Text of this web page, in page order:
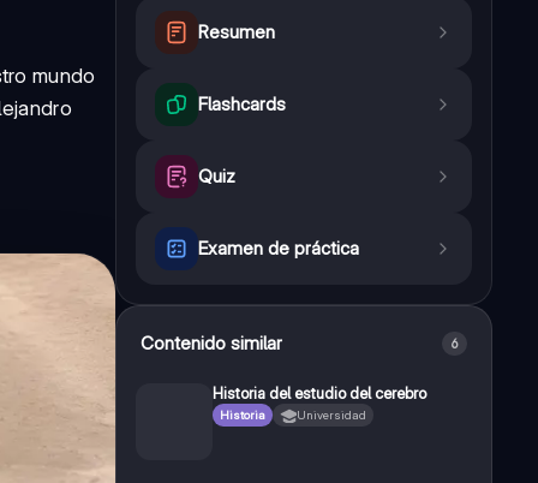
mundo
Resumen
Flashcards
Quiz
Examen de práctica
Contenido similar 6
Historia del estudio del cerebro
Historia Universidad